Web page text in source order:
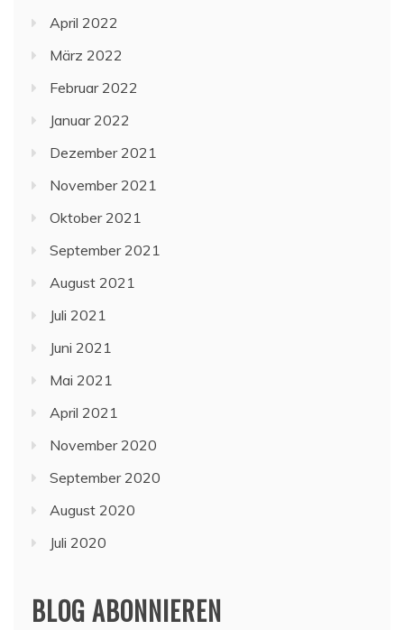
April 2022
März 2022
Februar 2022
Januar 2022
Dezember 2021
November 2021
Oktober 2021
September 2021
August 2021
Juli 2021
Juni 2021
Mai 2021
April 2021
November 2020
September 2020
August 2020
Juli 2020
BLOG ABONNIEREN